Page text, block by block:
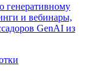
генеративному
и вебинары,
GenAI из